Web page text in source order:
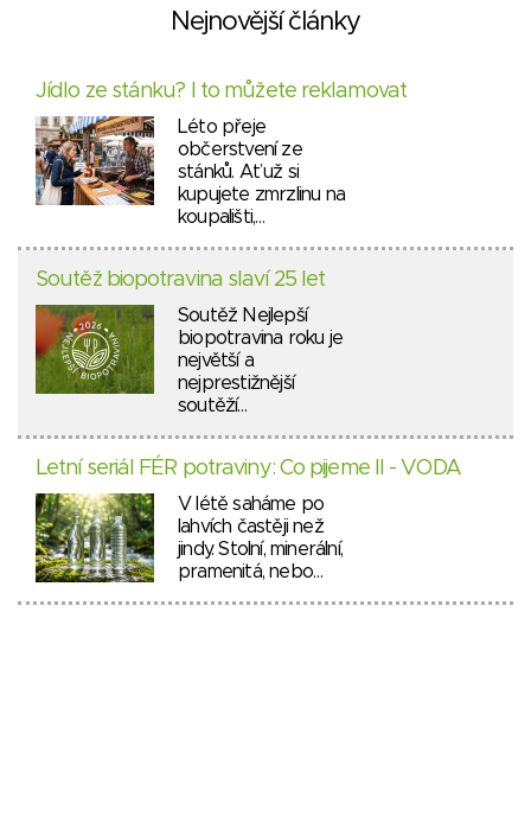
Nejnovější články
Jídlo ze stánku? I to můžete reklamovat
Léto přeje
občerstvení ze
stánků. Ať už si
kupujete zmrzlinu na
koupališti,…
Soutěž biopotravina slaví 25 let
Soutěž Nejlepší
biopotravina roku je
největší a
nejprestižnější
soutěží…
Letní seriál FÉR potraviny: Co pijeme II - VODA
V létě saháme po
lahvích častěji než
jindy. Stolní, minerální,
pramenitá, nebo…